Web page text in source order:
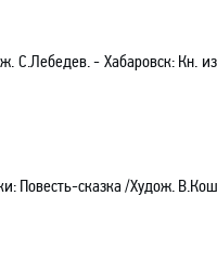
С.Лебедев. - Хабаровск: Кн.
Повесть-сказка /Худож.